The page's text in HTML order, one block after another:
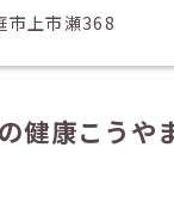
市上市瀬368
健康こうや